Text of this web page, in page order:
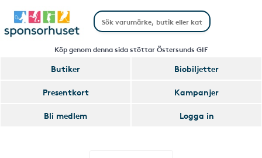
Köp genom denna sida stöttar Östersunds GIF
Butiker
Biobiljetter
Presentkort
Kampanjer
Bli medlem
Logga in